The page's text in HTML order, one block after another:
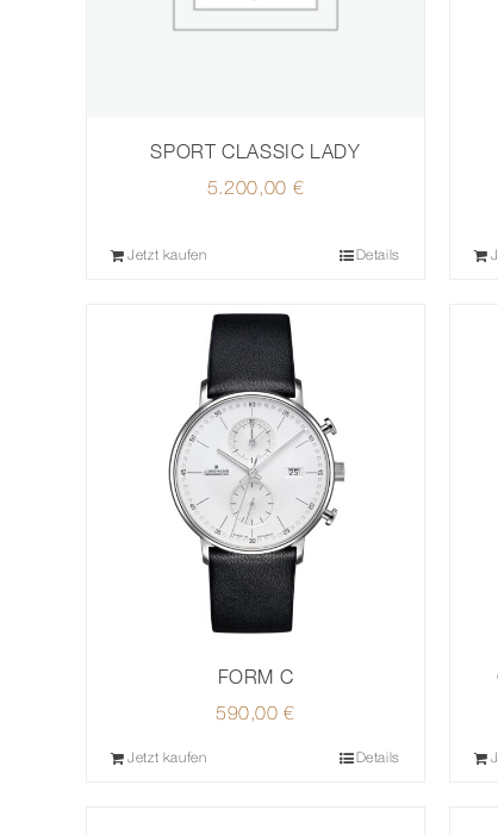
SPORT CLASSIC LADY
5.200,00 €
Jetzt kaufen Details
FORM C
590,00€
Jetzt kaufen Details